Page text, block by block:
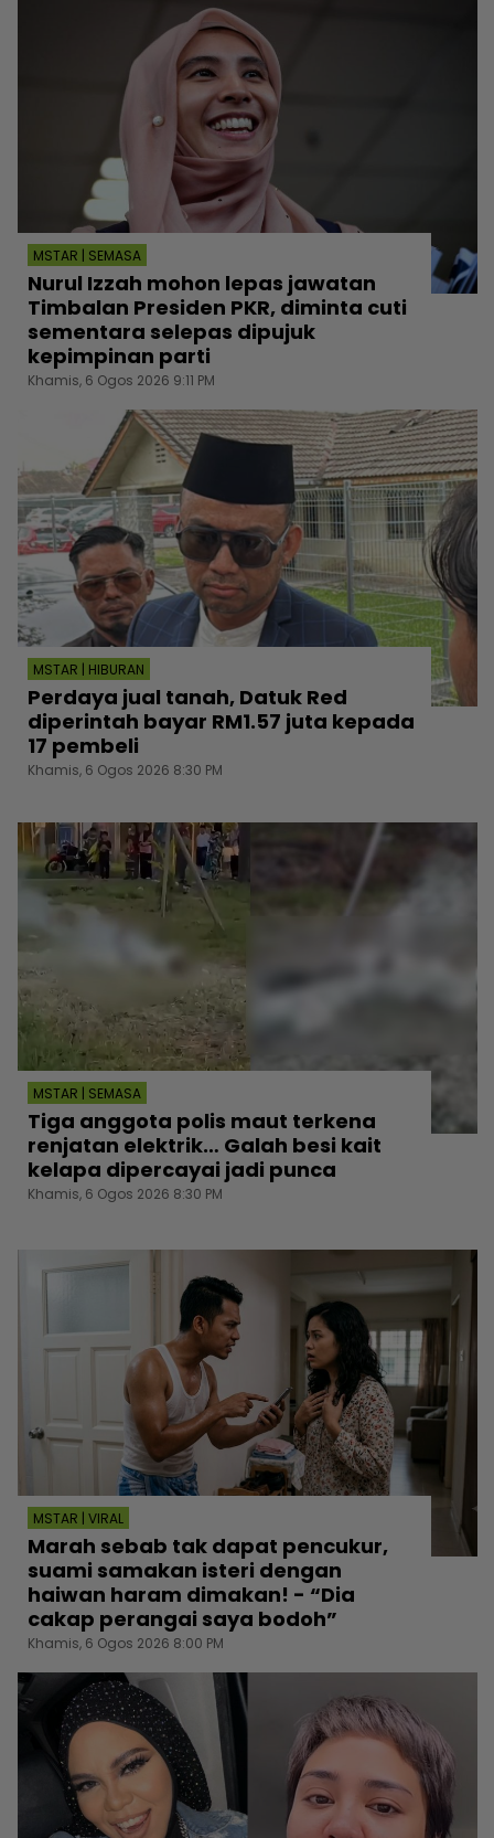
MSTAR | SEMASA
Nurul Izzah mohon lepas jawatan
Timbalan Presiden PKR, diminta cuti
sementara selepas dipujuk
kepimpinan parti
Khamis, 6 Ogos 2026 9:11 PM
MSTAR | HIBURAN
Perdaya jual tanah, Datuk Red
diperintah bayar RM1.57 juta kepada
17 pembeli
Khamis, 6 Ogos 2026 8:30 PM
MSTAR | SEMASA
Tiga anggota polis maut terkena
renjatan elektrik… Galah besi kait
kelapa dipercayai jadi punca
Khamis, 6 Ogos 2026 8:30 PM
MSTAR | VIRAL
Marah sebab tak dapat pencukur,
suami samakan isteri dengan
haiwan haram dimakan! - “Dia
cakap perangai saya bodoh”
Khamis, 6 Ogos 2026 8:00 PM